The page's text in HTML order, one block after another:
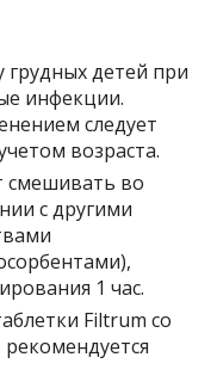
детей при
инфекции.
следует
возраста.
смешивать во
с другими
1 час.
Filtrum со